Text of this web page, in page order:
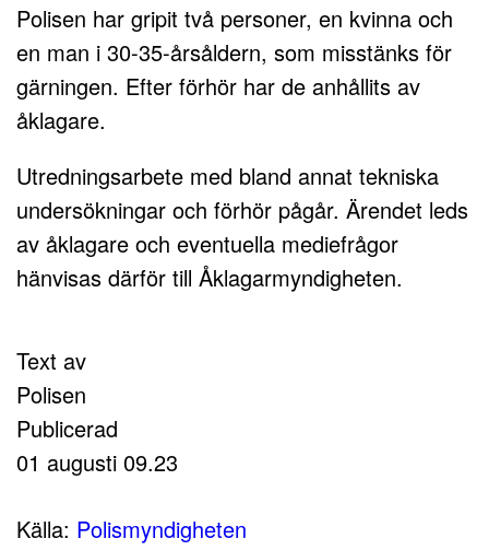
Polisen har gripit två personer, en kvinna och
en man i 30-35-årsåldern, som misstänks för
gärningen. Efter förhör har de anhållits av
åklagare.
Utredningsarbete med bland annat tekniska
undersökningar och förhör pågår. Ärendet leds
av åklagare och eventuella mediefrågor
hänvisas därför till Åklagarmyndigheten.
Text av
Polisen
Publicerad
01 augusti 09.23
Källa: Polismyndigheten